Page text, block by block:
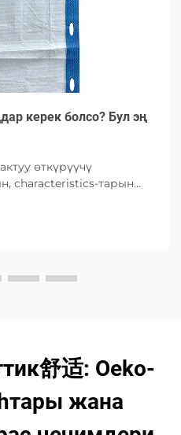
керек болсо? Бул эң
өткүрүүчү
characteristics-тарын
вариантирин
舒适: Oeko-
жана